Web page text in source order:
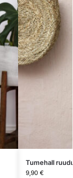
Tumehall
9,90 €